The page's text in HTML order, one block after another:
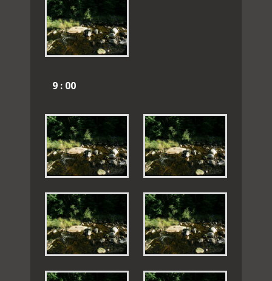
9 : 00